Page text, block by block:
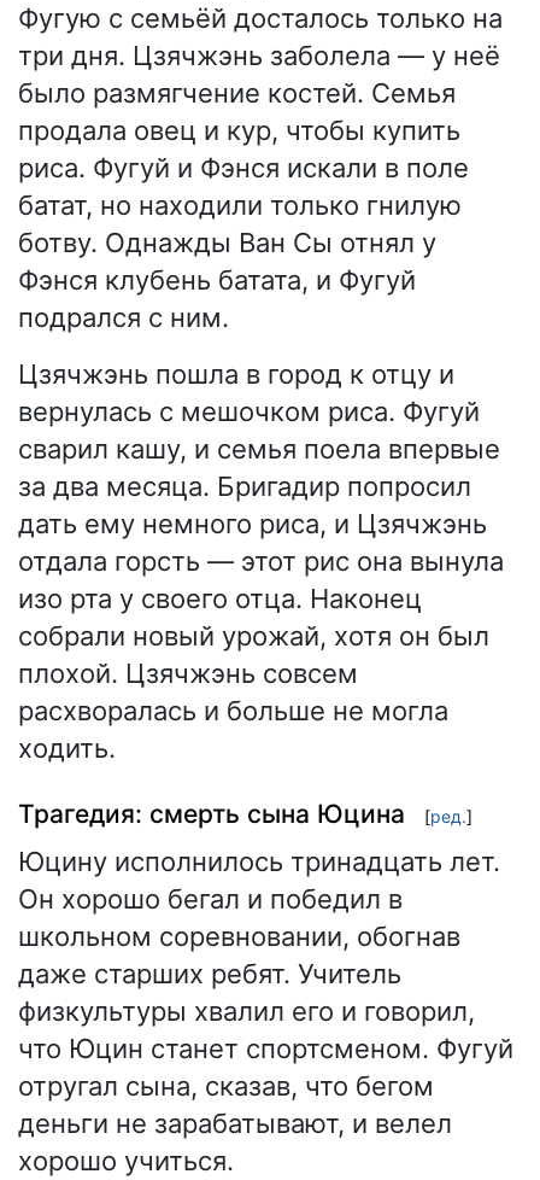
Фугую с семьёй досталось только на
три дня. Цзячжэнь заболела — у неё
было размягчение костей. Семья
продала овец и кур, чтобы купить
риса. Фугуй и Фэнся искали в поле
батат, но находили только гнилую
ботву. Однажды Ван Сы отнял у
Фэнся клубень батата, и Фугуй
подрался с ним.
Цзячжэнь пошла в город к отцу и
вернулась с мешочком риса. Фугуй
сварил кашу, и семья поела впервые
за два месяца. Бригадир попросил
дать ему немного риса, и Цзячжэнь
отдала горсть — этот рис она вынула
изо рта у своего отца. Наконец
собрали новый урожай, хотя он был
плохой. Цзячжэнь совсем
расхворалась и больше не могла
ходить.
Трагедия: смерть сына Юцина [ред.]
Юцину исполнилось тринадцать лет.
Он хорошо бегал и победил в
школьном соревновании, обогнав
даже старших ребят. Учитель
физкультуры хвалил его и говорил,
что Юцин станет спортсменом. Фугуй
отругал сына, сказав, что бегом
деньги не зарабатывают, и велел
хорошо учиться.